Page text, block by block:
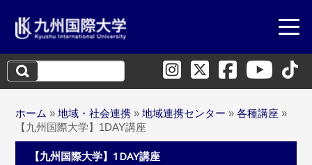
検
索:
ホーム » 地域・社会連携 » 地域連携センター » 各種講座 »
【九州国際大学】1DAY講座
【九州国際大学】1DAY講座